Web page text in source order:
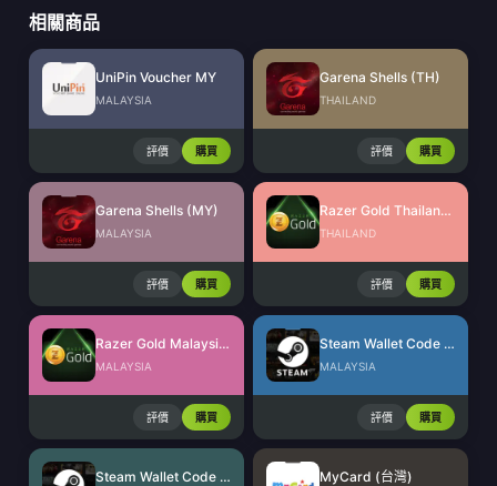
相關商品
UniPin Voucher MY
MALAYSIA
評價 購買
Garena Shells (TH)
THAILAND
評價 購買
Garena Shells (MY)
MALAYSIA
評價 購買
Razer Gold Thailand (THB)
THAILAND
評價 購買
Razer Gold Malaysia (MYR)
MALAYSIA
評價 購買
Steam Wallet Code (MYR)
MALAYSIA
評價 購買
Steam Wallet Code (IDR) MyCard (台灣)